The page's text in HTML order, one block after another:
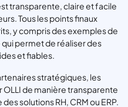
transparente, claire et facile
Tous les points finaux
y compris des exemples de
permet de réaliser des
et fiables.
stratégiques, les
de manière transparente
solutions RH, CRM ou ERP.